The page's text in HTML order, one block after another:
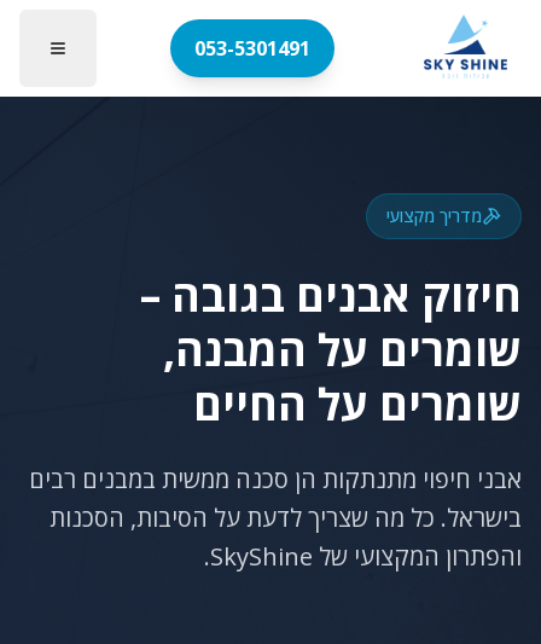
053-5301491
מדריך מקצועי
חיזוק אבנים בגובה –
שומרים על המבנה,
שומרים על החיים
אבני חיפוי מתנתקות הן סכנה ממשית במבנים רבים
בישראל. כל מה שצריך לדעת על הסיבות, הסכנות
והפתרון המקצועי של SkyShine.